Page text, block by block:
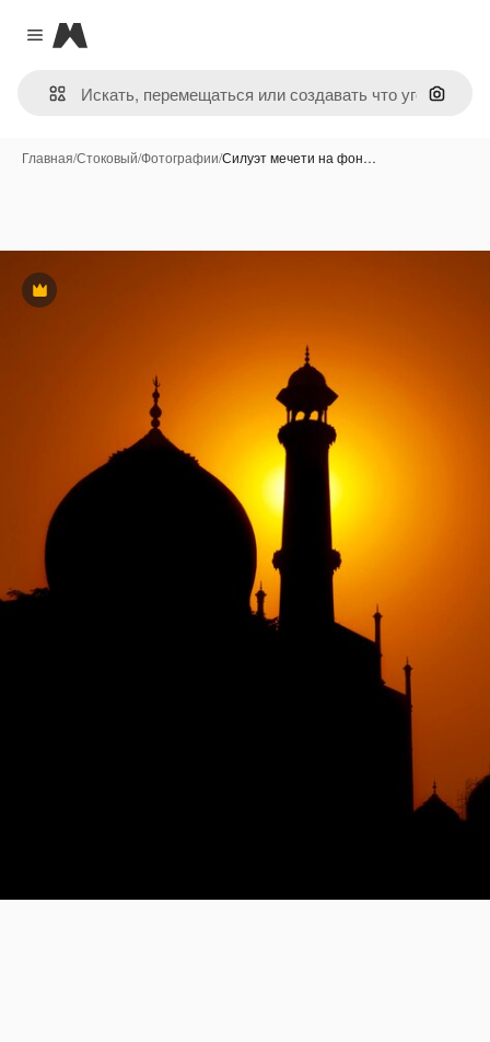
Close menu
Magnific
Поиск
Главная/Стоковый/Фотографии/Силуэт мечети на фон…
Премиум